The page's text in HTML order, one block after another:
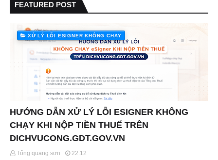
FEATURED POST
XỬ LÝ LỖI ESIGNER KHÔNG CHẠY
HƯỚNG DẪN XỬ LÝ LỖI ESIGNER KHÔNG
CHẠY KHI NỘP TIỀN THUẾ TRÊN
DICHVUCONG.GDT.GOV.VN
Tống quang sơn
22:12